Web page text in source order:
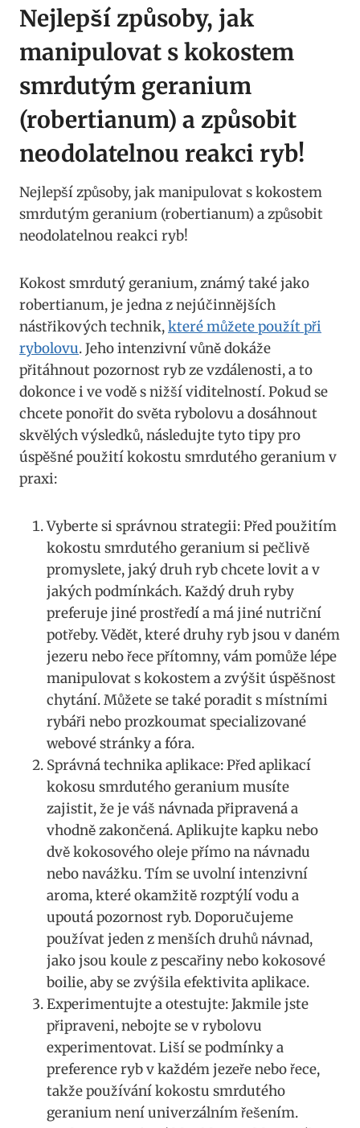
Nejlepší způsoby, jak
manipulovat s kokostem
⁣smrdutým geranium
(robertianum) a ⁤způsobit
neodolatelnou reakci ryb!
Nejlepší způsoby, jak manipulovat s kokostem
smrdutým geranium​ (robertianum) ‍a ​způsobit
neodolatelnou reakci ⁣ryb!
Kokost smrdutý geranium, známý také jako
robertianum, je​ jedna z nejúčinnějších
nástřikových technik,které ⁤můžete ⁤použít ‌při
rybolovu. Jeho intenzivní vůně dokáže⁤
přitáhnout pozornost ​ryb ze vzdálenosti,⁢ a to
dokonce ⁢i ⁣ve vodě⁤ s nižší viditelností.⁢ Pokud se⁣
chcete ⁢ponořit do světa rybolovu a dosáhnout
skvělých výsledků, následujte tyto tipy‍ pro‍
úspěšné použití ​kokostu smrdutého geranium v
praxi:
Vyberte si správnou strategii: Před použitím
kokostu smrdutého geranium si pečlivě
promyslete, jaký ‌druh ryb chcete lovit a v
‌jakých ‍podmínkách. ‍Každý druh ryby
preferuje jiné prostředí a má ‌jiné nutriční
potřeby. Vědět, ‍které druhy‍ ryb ⁤jsou v daném
⁢jezeru nebo řece ​přítomny, ‍vám pomůže lépe
manipulovat s kokostem⁤ a zvýšit úspěšnost
chytání. ‌Můžete ⁤se také​ poradit s⁤ místními
rybáři nebo prozkoumat specializované
webové stránky a fóra.
Správná technika ‌aplikace: Před aplikací
kokosu smrdutého geranium musíte
zajistit, že je váš návnada připravená‌ a⁣
vhodně zakončená. Aplikujte kapku nebo⁤
dvě kokosového‍ oleje přímo na návnadu​
nebo navážku. Tím se‌ uvolní intenzivní
aroma, které okamžitě ‌rozptýlí vodu a
upoutá pozornost ryb. Doporučujeme
používat jeden z menších druhů‍ návnad,
jako jsou koule z pescařiny nebo kokosové
‍boilie,​ aby se zvýšila efektivita aplikace.
Experimentujte a otestujte: Jakmile jste
připraveni,‍ nebojte se v rybolovu
experimentovat. Liší ⁢se podmínky a
preference ryb v‌ každém jezeře nebo řece,
takže používání kokostu⁤ smrdutého
geranium ⁤není univerzálním řešením.